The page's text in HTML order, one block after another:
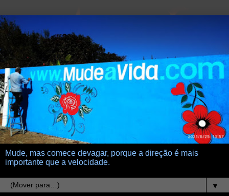
Mude, mas comece devagar, porque a direção é mais
importante que a velocidade.
▼